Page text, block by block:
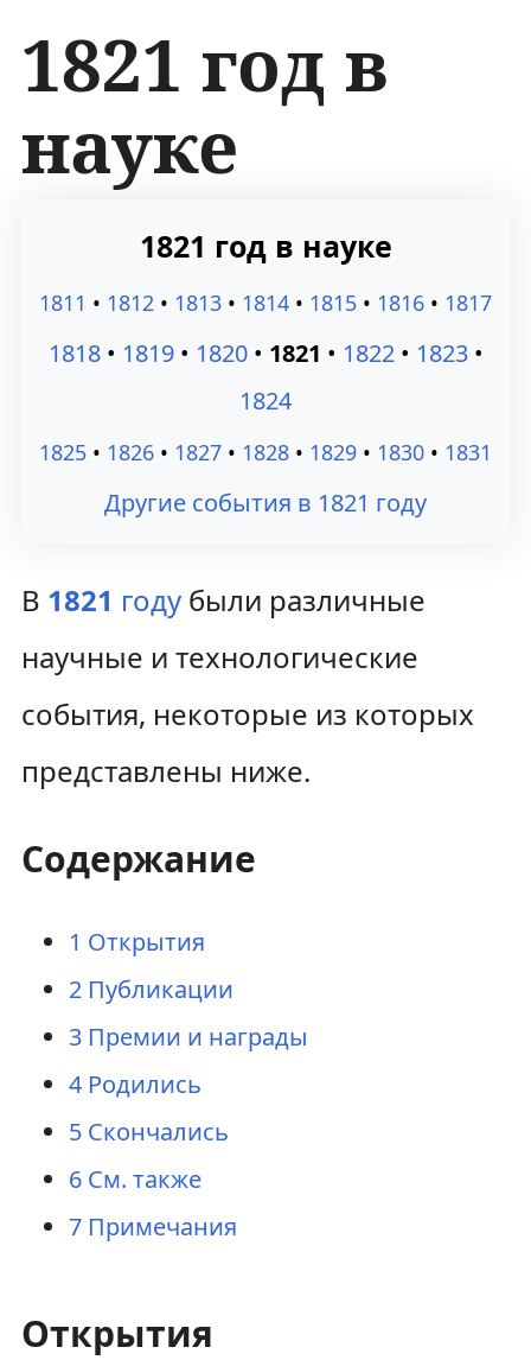
1821 год в
науке
н
а
г
а
п
о
к
у
1821 год в науке
1811 • 1812 • 1813 • 1814 • 1815 • 1816 • 1817
1818• 1819• 1820• 1821 • 1822• 1823•
1824
1825 • 1826 • 1827 • 1828 • 1829 • 1830 • 1831
Другие события в 1821 году
В 1821 годубыли различные
научные и технологические
события, некоторые из которых
представлены ниже.
Содержание
1 Открытия
2 Публикации
3 Премии и награды
4 Родились
5 Скончались
6 См. также
7 Примечания
Открытия